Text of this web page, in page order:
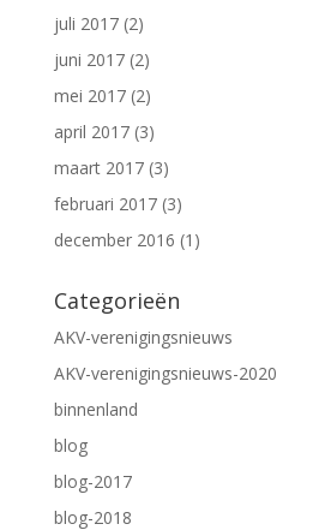
juli 2017(2)
juni 2017(2)
mei 2017(2)
april 2017(3)
maart 2017(3)
februari 2017(3)
december 2016 (1)
Categorieën
AKV-verenigingsnieuws
AKV-verenigingsnieuws-2020
binnenland
blog
blog-2017
blog-2018